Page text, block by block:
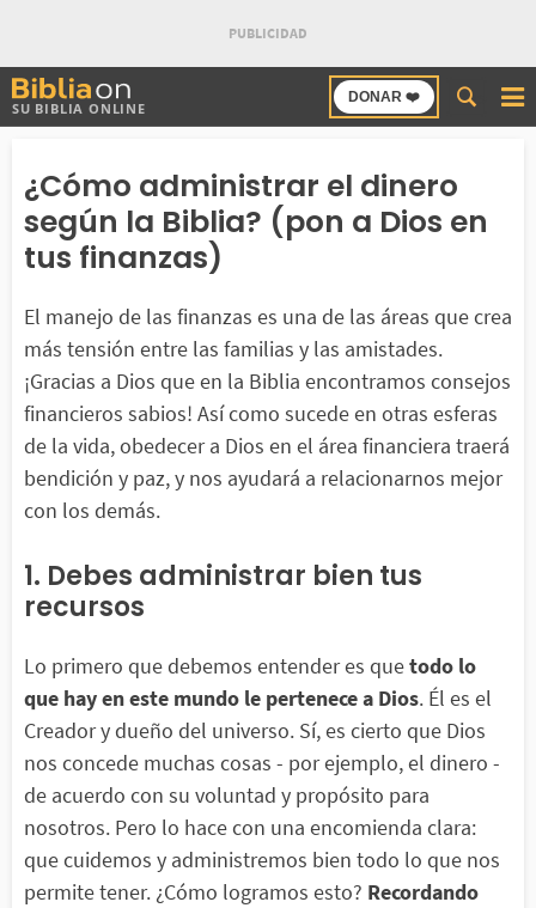
SU BIBLIA ONLINE
DONAR ❤️
Buscar
en
¿Cómo administrar el dinero
según la Biblia? (pon a Dios en
tus finanzas)
El manejo de las finanzas es una de las áreas que crea
más tensión entre las familias y las amistades.
¡Gracias a Dios que en la Biblia encontramos consejos
financieros sabios! Así como sucede en otras esferas
de la vida, obedecer a Dios en el área financiera traerá
bendición y paz, y nos ayudará a relacionarnos mejor
con los demás.
1. Debes administrar bien tus
recursos
Lo primero que debemos entender es quetodo lo
que hay en este mundo le pertenece a Dios. Él es el
Creador y dueño del universo. Sí, es cierto que Dios
nos concede muchas cosas - por ejemplo, el dinero -
de acuerdo con su voluntad y propósito para
nosotros. Pero lo hace con una encomienda clara:
que cuidemos y administremos bien todo lo que nos
permite tener. ¿Cómo logramos esto? Recordando